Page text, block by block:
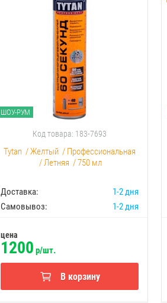
ШОУ-РУМ
Код товара: 183-7693
Tytan /Желтый / Профессиональная
/ Летняя /750 мл
Доставка:
1-2 дня
Самовывоз:
1-2 дня
цена
1200 р/шт.
В корзину